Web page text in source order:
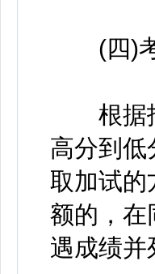
(四)
根据报
高分到低
取加试的
额的，在
遇成绩并